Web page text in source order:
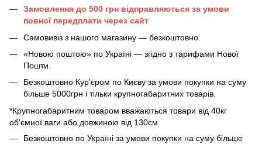
Замовлення до 500 грн відправляються за умови
повної передплати через сайт
Самовивіз з нашого магазину — безкоштовно.
«Новою поштою» по Україні — згідно з тарифами Нової
Пошти.
Безкоштовно Кур'єром по Києву за умови покупки на суму
більше 5000грн і тільки крупногабаритних товарів.
*Крупногабаритним товаром вважаються товари від 40кг
об'ємної ваги або довжиною від 130см
Безкоштовно по Україні за умови покупки на суму більше